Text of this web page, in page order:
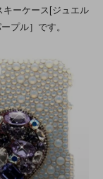
キーケース[ジュエル
プル］です。